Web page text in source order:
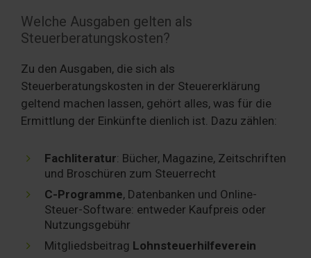
Welche Ausgaben gelten als
Steuerberatungskosten?
Zu den Ausgaben, die sich als
Steuerberatungskosten in der Steuererklärung
geltend machen lassen, gehört alles, was für die
Ermittlung der Einkünfte dienlich ist. Dazu zählen:
Fachliteratur: Bücher, Magazine, Zeitschriften
und Broschüren zum Steuerrecht
C-Programme, Datenbanken und Online-
Steuer-Software: entweder Kaufpreis oder
Nutzungsgebühr
Mitgliedsbeitrag Lohnsteuerhilfeverein